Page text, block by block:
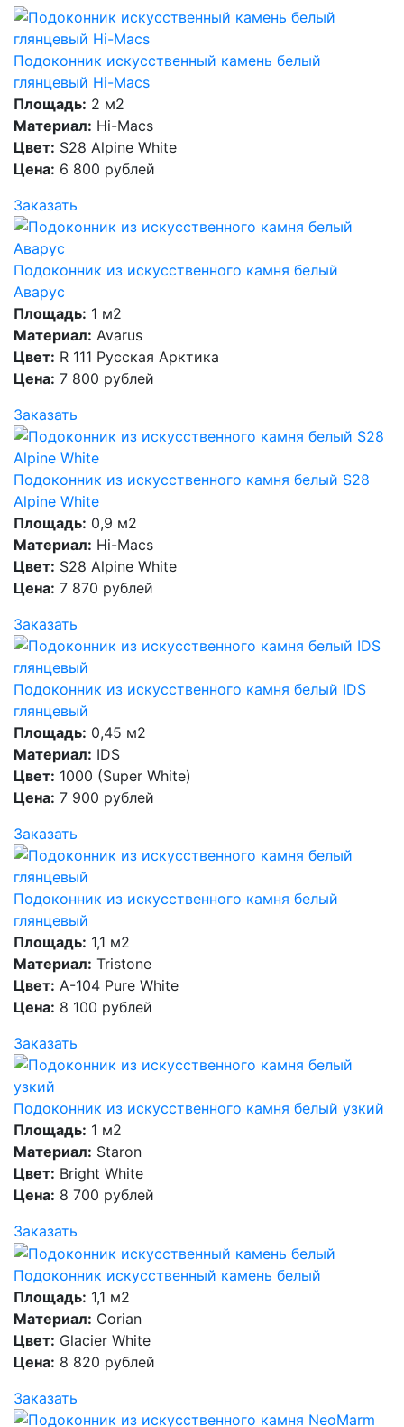
Подоконник искусственный камень белый
глянцевый Hi-Macs
Площадь: 2 м2
Материал: Hi-Macs
Цвет: S28 Alpine White
Цена: 6 800 рублей
Заказать
Подоконник из искусственного камня белый
Аварус
Площадь: 1 м2
Материал: Avarus
Цвет: R 111 Русская Арктика
Цена: 7 800 рублей
Заказать
Подоконник из искусственного камня белый S28
Alpine White
Площадь: 0,9 м2
Материал: Hi-Macs
Цвет: S28 Alpine White
Цена: 7 870 рублей
Заказать
Подоконник из искусственного камня белый IDS
глянцевый
Площадь: 0,45 м2
Материал: IDS
Цвет: 1000 (Super White)
Цена: 7 900 рублей
Заказать
Подоконник из искусственного камня белый
глянцевый
Площадь: 1,1 м2
Материал: Tristone
Цвет: А-104 Pure White
Цена: 8 100 рублей
Заказать
Подоконник из искусственного камня белый узкий
Площадь: 1 м2
Материал: Staron
Цвет: Bright White
Цена: 8 700 рублей
Заказать
Подоконник искусственный камень белый
Площадь: 1,1 м2
Материал: Corian
Цвет: Glacier White
Цена: 8 820 рублей
Заказать